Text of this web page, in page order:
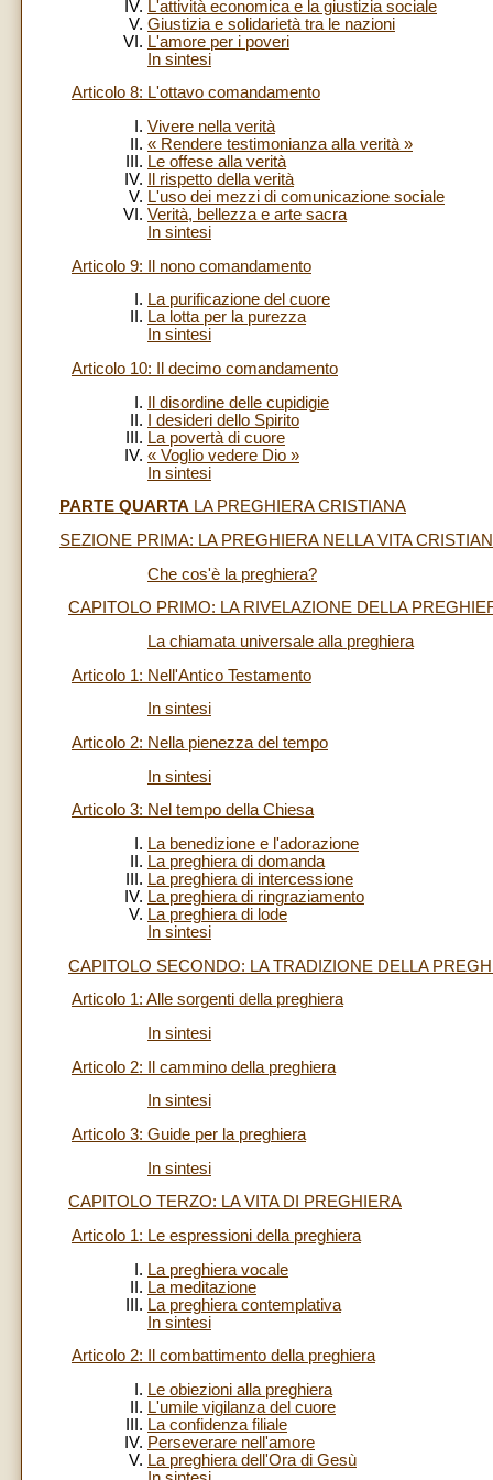
L'attività economica e la giustizia sociale
Giustizia e solidarietà tra le nazioni
L'amore per i poveri
In sintesi
Articolo 8: L'ottavo comandamento
Vivere nella verità
« Rendere testimonianza alla verità »
Le offese alla verità
Il rispetto della verità
L'uso dei mezzi di comunicazione sociale
Verità, bellezza e arte sacra
In sintesi
Articolo 9: Il nono comandamento
La purificazione del cuore
La lotta per la purezza
In sintesi
Articolo 10: Il decimo comandamento
Il disordine delle cupidigie
I desideri dello Spirito
La povertà di cuore
« Voglio vedere Dio »
In sintesi
PARTE QUARTA LA PREGHIERA CRISTIANA
SEZIONE PRIMA: LA PREGHIERA NELLA VITA
Che cos'è la preghiera?
CAPITOLO PRIMO: LA RIVELAZIONE DELLA
La chiamata universale alla preghiera
Articolo 1: Nell'Antico Testamento
In sintesi
Articolo 2: Nella pienezza del tempo
In sintesi
Articolo 3: Nel tempo della Chiesa
La benedizione e l'adorazione
La preghiera di domanda
La preghiera di intercessione
La preghiera di ringraziamento
La preghiera di lode
In sintesi
CAPITOLO SECONDO: LA TRADIZIONE DELLA
Articolo 1: Alle sorgenti della preghiera
In sintesi
Articolo 2: Il cammino della preghiera
In sintesi
Articolo 3: Guide per la preghiera
In sintesi
CAPITOLO TERZO: LA VITA DI PREGHIERA
Articolo 1: Le espressioni della preghiera
La preghiera vocale
La meditazione
La preghiera contemplativa
In sintesi
Articolo 2: Il combattimento della preghiera
Le obiezioni alla preghiera
L'umile vigilanza del cuore
La confidenza filiale
Perseverare nell'amore
La preghiera dell'Ora di Gesù